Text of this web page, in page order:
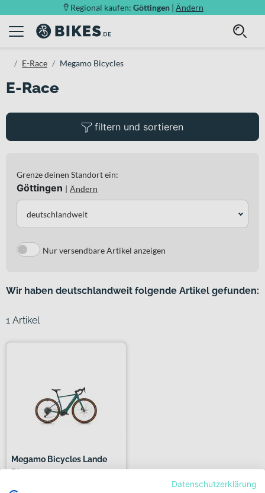
Regional kaufen: Göttingen | Ändern
E-Race Megamo Bicycles
E-Race
filtern und sortieren
Grenze deinen Standort ein:
Göttingen | Ändern
deutschlandweit
Nur versendbare Artikel anzeigen
Wir haben deutschlandweit folgende Artikel gefunden:
1 Artikel
Megamo Bicycles Lande
Diama...
Datenschutzerklärung